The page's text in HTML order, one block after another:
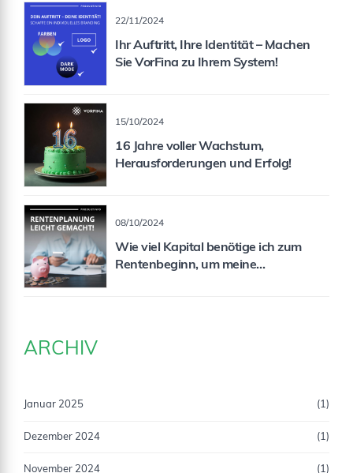
22/11/2024
Ihr Auftritt, Ihre Identität – Machen
Sie VorFina zu Ihrem System!
15/10/2024
16 Jahre voller Wachstum,
Herausforderungen und Erfolg!
08/10/2024
Wie viel Kapital benötige ich zum
Rentenbeginn, um meine
ARCHIV
Januar 2025 (1)
Dezember 2024 (1)
November 2024 (1)